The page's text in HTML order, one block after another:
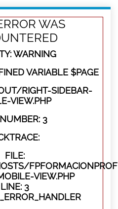
WAS
WARNING
VARIABLE $PAGE
RIGHT-SIDEBAR-
VIEW.PHP
3
FILE:
VIEW.PHP
LINE: 3